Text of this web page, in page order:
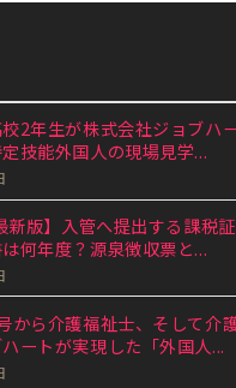
2年生が株式会社ジョブハ
技能外国人の現場見学...
新版】入管へ提出する課税
何年度？源泉徴収票と...
から介護福祉士、そして介
ートが実現した「外国人...